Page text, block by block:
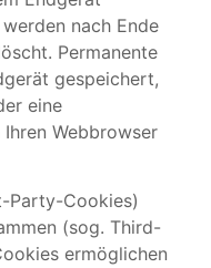
nach Ende
Permanente
gespeichert,
eine
Webbrowser
Party-Cookies)
(sog. Third-
ermöglichen